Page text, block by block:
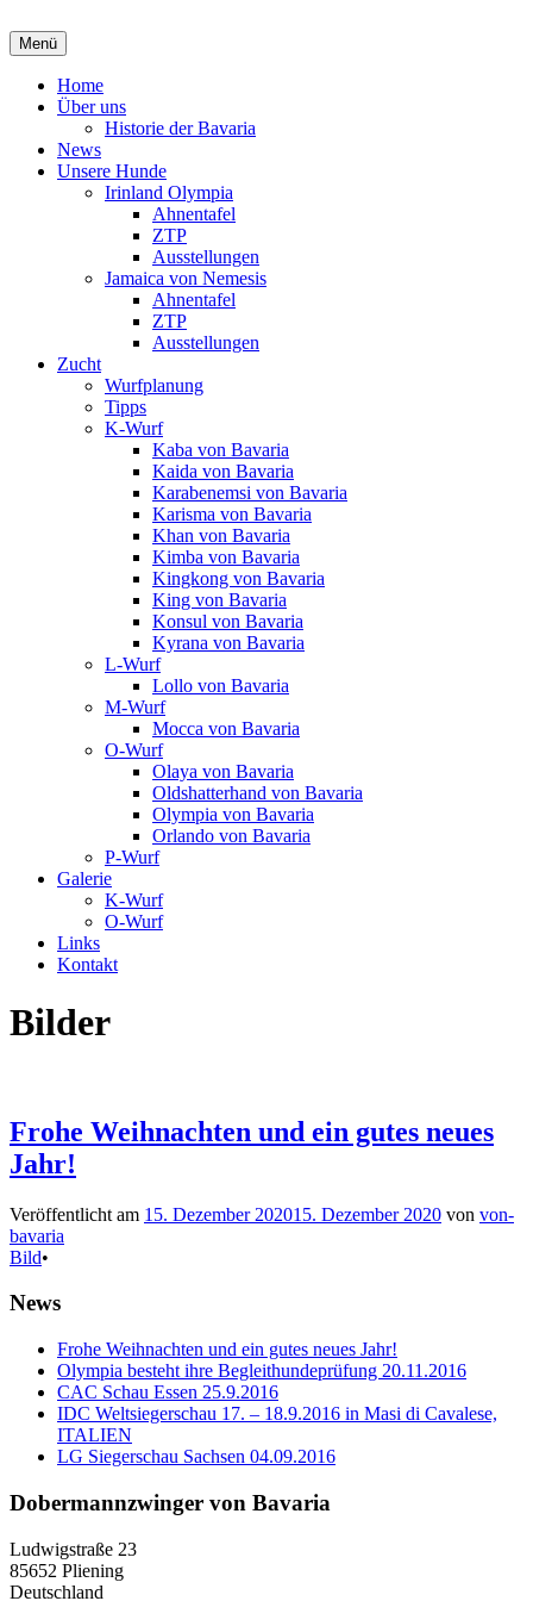
Inhalt
springen
Dobermannzwinger von Bavaria
Menü
Home
Über uns
Historie der Bavaria
News
Unsere Hunde
Irinland Olympia
Ahnentafel
ZTP
Ausstellungen
Jamaica von Nemesis
Ahnentafel
ZTP
Ausstellungen
Zucht
Wurfplanung
Tipps
K-Wurf
Kaba von Bavaria
Kaida von Bavaria
Karabenemsi von Bavaria
Karisma von Bavaria
Khan von Bavaria
Kimba von Bavaria
Kingkong von Bavaria
King von Bavaria
Konsul von Bavaria
Kyrana von Bavaria
L-Wurf
Lollo von Bavaria
M-Wurf
Mocca von Bavaria
O-Wurf
Olaya von Bavaria
Oldshatterhand von Bavaria
Olympia von Bavaria
Orlando von Bavaria
P-Wurf
Galerie
K-Wurf
O-Wurf
Links
Kontakt
Bilder
Frohe Weihnachten und ein gutes neues
Jahr!
Veröffentlicht am 15. Dezember 202015. Dezember 2020 von von-
bavaria
Bild•
News
Frohe Weihnachten und ein gutes neues Jahr!
Olympia besteht ihre Begleithundeprüfung 20.11.2016
CAC Schau Essen 25.9.2016
IDC Weltsiegerschau 17. – 18.9.2016 in Masi di Cavalese,
ITALIEN
LG Siegerschau Sachsen 04.09.2016
Dobermannzwinger von Bavaria
Ludwigstraße 23
85652 Pliening
Deutschland